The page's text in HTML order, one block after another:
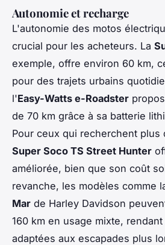
Autonomie et recharge
L'autonomie des motos
crucial pour les acheteurs. La
exemple, offre environ 60 km,
pour des trajets urbains
l'Easy-Watts e-Roadster
de 70 km grâce à sa batterie
Pour ceux qui recherchent plus
Super Soco TS Street Hunter
améliorée, bien que son coût
revanche, les modèles comme
Mar de Harley Davidson
160 km en usage mixte,
adaptées aux escapades plus